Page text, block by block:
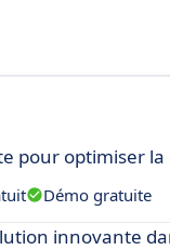
pour optimiser
Démo gratuite
innovante